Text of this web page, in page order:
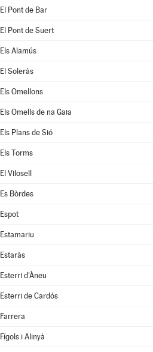
El Pont de Bar
El Pont de Suert
Els Alamús
El Soleràs
Els Omellons
Els Omells de na Gaia
Els Plans de Sió
Els Torms
El Vilosell
Es Bòrdes
Espot
Estamariu
Estaràs
Esterri d'Àneu
Esterri de Cardós
Farrera
Fígols i Alinyà